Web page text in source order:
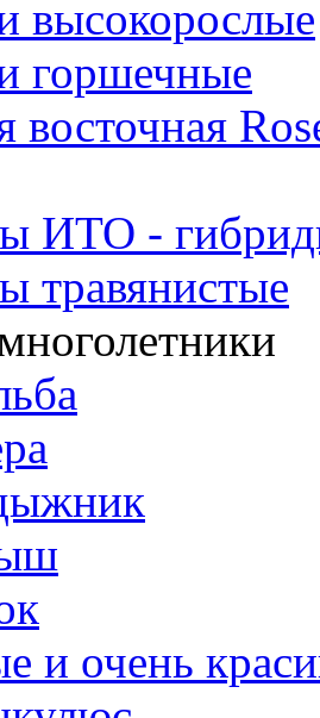
высокорослые
горшечные
восточная
ИТО -
травянистые
и очень